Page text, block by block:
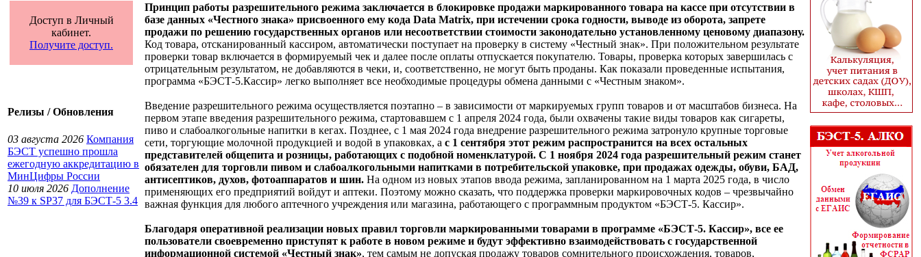
Доступ в Личный
кабинет.
Получите доступ.
Релизы / Обновления
03 августа 2026 Компания
БЭСТ успешно прошла
ежегодную аккредитацию в
МинЦифры России
10 июля 2026 Дополнение
№39 к SP37 для БЭСТ-5 3.4
Принцип работы разрешительного режима заключается в блокировке продажи маркированного товара на кассе при отсутствии в
базе данных «Честного знака» присвоенного ему кода Data Matrix, при истечении срока годности, выводе из оборота, запрете
продажи по решению государственных органов или несоответствии стоимости законодательно установленному ценовому диапазону.
Код товара, отсканированный кассиром, автоматически поступает на проверку в систему «Честный знак». При положительном результате
проверки товар включается в формируемый чек и далее после оплаты отпускается покупателю. Товары, проверка которых завершилась с
отрицательным результатом, не добавляются в чеки, и, соответственно, не могут быть проданы. Как показали проведенные испытания,
программа «БЭСТ-5.Кассир» легко выполняет все необходимые процедуры обмена данными с «Честным знаком».
Введение разрешительного режима осуществляется поэтапно – в зависимости от маркируемых групп товаров и от масштабов бизнеса. На
первом этапе введения разрешительного режима, стартовавшем с 1 апреля 2024 года, были охвачены такие виды товаров как сигареты,
пиво и слабоалкогольные напитки в кегах. Позднее, с 1 мая 2024 года внедрение разрешительного режима затронуло крупные торговые
сети, торгующие молочной продукцией и водой в упаковках, а с 1 сентября этот режим распространится на всех остальных
представителей общепита и розницы, работающих с подобной номенклатурой. С 1 ноября 2024 года разрешительный режим станет
обязателен для торговли пивом и слабоалкогольными напитками в потребительской упаковке, при продажах одежды, обуви, БАД,
антисептиков, духов, фотоаппаратов и шин. На одном из новых этапов ввода режима, запланированном на 1 марта 2025 года, в число
применяющих его предприятий войдут и аптеки. Поэтому можно сказать, что поддержка проверки маркировочных кодов – чрезвычайно
важная функция для любого аптечного учреждения или магазина, работающего с программным продуктом «БЭСТ-5. Кассир».
Благодаря оперативной реализации новых правил торговли маркированными товарами в программе «БЭСТ-5. Кассир», все ее
пользователи своевременно приступят к работе в новом режиме и будут эффективно взаимодействовать с государственной
информационной системой «Честный знак», тем самым не допуская продажу товаров сомнительного происхождения, товаров,